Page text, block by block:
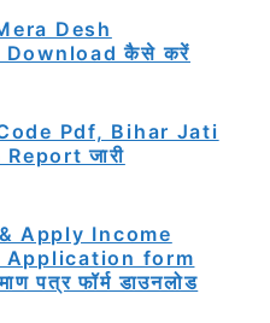
Desh
कैसे करें
Pdf, Bihar Jati
जारी
Apply Income
form
पत्र फॉर्म डाउनलोड